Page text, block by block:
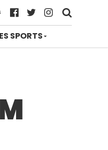
SPORTS